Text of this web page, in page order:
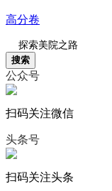
高分卷
搜索
公众号
扫码关注微信
头条号
扫码关注头条